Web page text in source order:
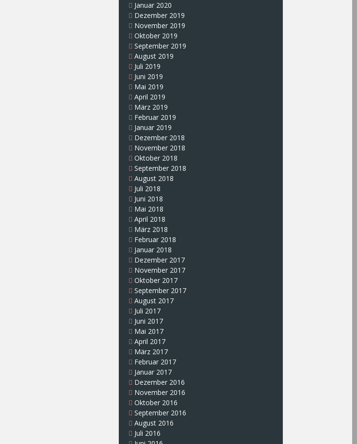
Januar 2020
Dezember 2019
November 2019
Oktober 2019
September 2019
August 2019
Juli 2019
Juni 2019
Mai 2019
April 2019
März 2019
Februar 2019
Januar 2019
Dezember 2018
November 2018
Oktober 2018
September 2018
August 2018
Juli 2018
Juni 2018
Mai 2018
April 2018
März 2018
Februar 2018
Januar 2018
Dezember 2017
November 2017
Oktober 2017
September 2017
August 2017
Juli 2017
Juni 2017
Mai 2017
April 2017
März 2017
Februar 2017
Januar 2017
Dezember 2016
November 2016
Oktober 2016
September 2016
August 2016
Juli 2016